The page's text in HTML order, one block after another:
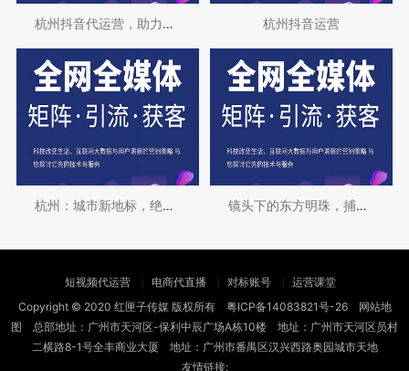
杭州抖音代运营，助力品牌出圈 杭州抖音运营
杭州：城市新地标，绝美短视频拍摄地 镜头下的东方明珠，捕捉杭州的独特魅力
短视频代运营 电商代直播 对标账号
运营课堂
Copyright © 2020 红匣子传媒 版权所有 粤ICP备14083821号-26
网站地
图 总部地址：广州市天河区-保利中辰广场A栋10楼 地址：广州市天河区员村
二横路8-1号全丰商业大厦 地址：广州市番禺区汉兴西路奥园城市天地
友情链接: